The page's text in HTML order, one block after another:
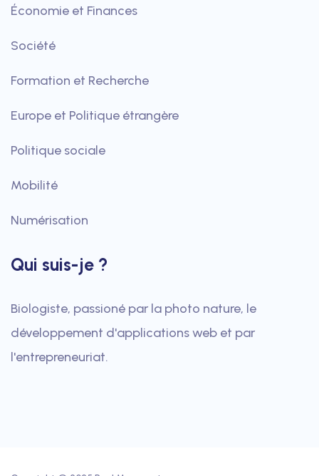
Économie et Finances
Société
Formation et Recherche
Europe et Politique étrangère
Politique sociale
Mobilité
Numérisation
Qui suis-je ?
Biologiste, passioné par la photo nature, le
développement d'applications web et par
l'entrepreneuriat.